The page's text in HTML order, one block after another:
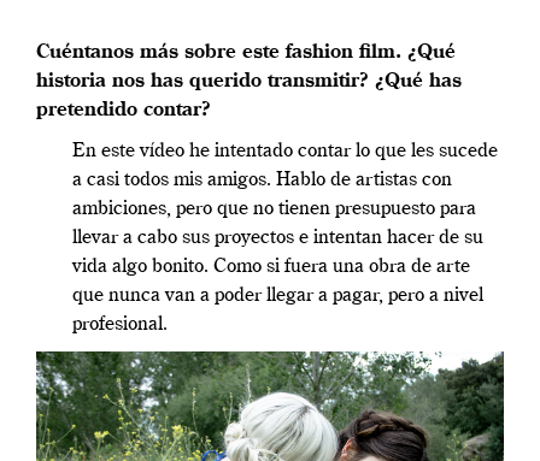
Cuéntanos más sobre este fashion film. ¿Qué
historia nos has querido transmitir? ¿Qué has
pretendido contar?
En este vídeo he intentado contar lo que les sucede
a casi todos mis amigos. Hablo de artistas con
ambiciones, pero que no tienen presupuesto para
llevar a cabo sus proyectos e intentan hacer de su
vida algo bonito. Como si fuera una obra de arte
que nunca van a poder llegar a pagar, pero a nivel
profesional.